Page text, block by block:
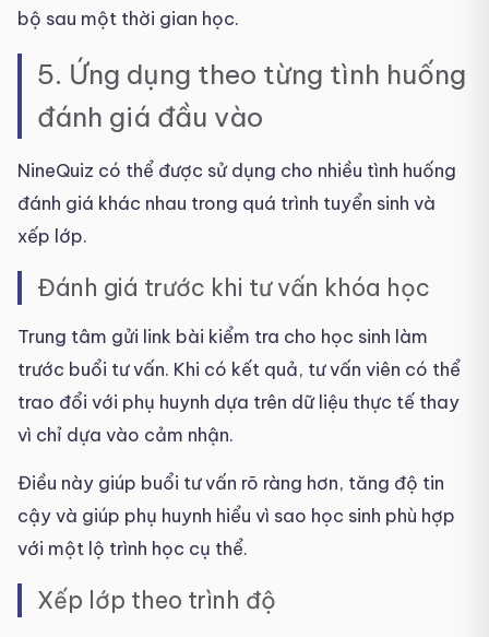
bộ sau một thời gian học.
5. Ứng dụng theo từng tình huống
đánh giá đầu vào
NineQuiz có thể được sử dụng cho nhiều tình huống
đánh giá khác nhau trong quá trình tuyển sinh và
xếp lớp.
Đánh giá trước khi tư vấn khóa học
Trung tâm gửi link bài kiểm tra cho học sinh làm
trước buổi tư vấn. Khi có kết quả, tư vấn viên có thể
trao đổi với phụ huynh dựa trên dữ liệu thực tế thay
vì chỉ dựa vào cảm nhận.
Điều này giúp buổi tư vấn rõ ràng hơn, tăng độ tin
cậy và giúp phụ huynh hiểu vì sao học sinh phù hợp
với một lộ trình học cụ thể.
Xếp lớp theo trình độ